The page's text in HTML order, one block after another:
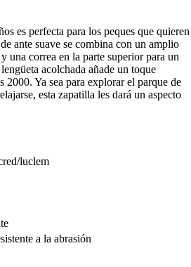
es perfecta para los peques que quieren
ante suave se combina con un amplio
una correa en la parte superior para un
acolchada añade un toque
2000. Ya sea para explorar el parque de
esta zapatilla les dará un aspecto
luclem
a la abrasión